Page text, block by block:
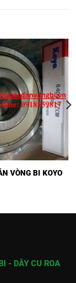
VÒNG BI KOYO
- DÂY CU ROA